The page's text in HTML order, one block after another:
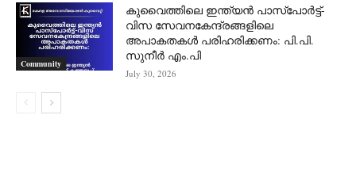
Community
കുവൈത്തിലെ ഇന്ത്യൻ പാസ്‌പോർട്ട്-
വിസ സേവനകേന്ദ്രങ്ങളിലെ
അപാകതകൾ പരിഹരിക്കണം: പി.പി.
സുനീർ എം.പി
July 30, 2026